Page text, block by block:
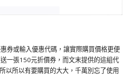
券或輸入優惠代碼，讓實際購買價格更便
一張150元折價券，而文末提供的這組代
以所以有要購買的大大，千萬別忘了使用